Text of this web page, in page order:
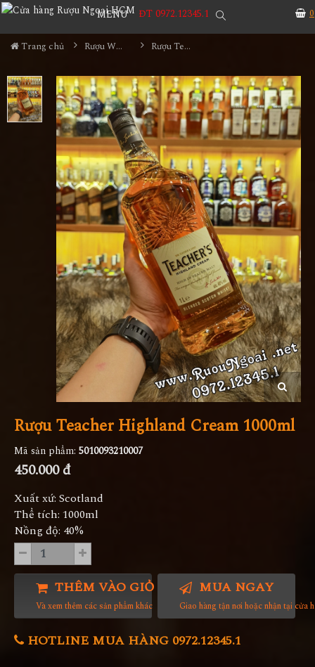
0
MENU ĐT 0972.12345.1
Trang chủ Rượu Whisky Rượu Teacher Highland Cream 1000ml
Rượu Teacher Highland Cream 1000ml
Mã sản phẩm: 5010093210007
450.000 đ
Xuất xứ: Scotland
Thể tích: 1000ml
Nồng độ: 40%
THÊM VÀO GIỎ HÀNG
Và xem thêm các sản phẩm khác
MUA NGAY
Giao hàng tận nơi hoặc nhận tại cửa
HOTLINE MUA HÀNG 0972.12345.1